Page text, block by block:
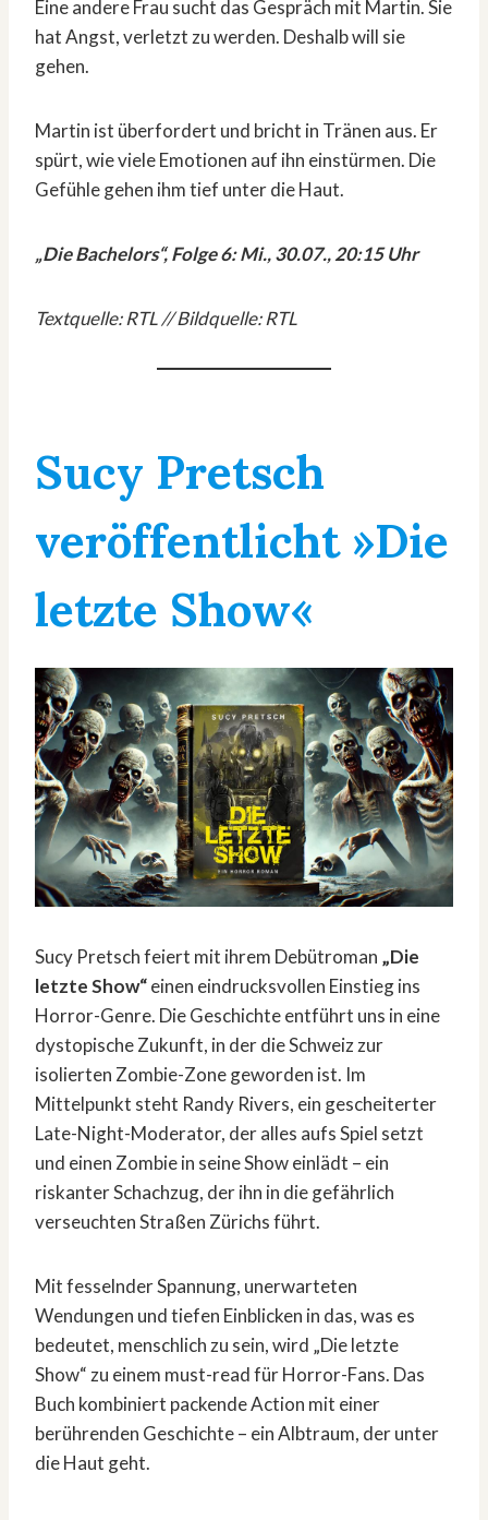
Eine andere Frau sucht das Gespräch mit Martin. Sie
hat Angst, verletzt zu werden. Deshalb will sie
gehen.
Martin ist überfordert und bricht in Tränen aus. Er
spürt, wie viele Emotionen auf ihn einstürmen. Die
Gefühle gehen ihm tief unter die Haut.
„Die Bachelors“, Folge 6: Mi., 30.07., 20:15 Uhr
Textquelle: RTL // Bildquelle: RTL
Sucy Pretsch
veröffentlicht »Die
letzte Show«
Sucy Pretsch feiert mit ihrem Debütroman „Die
letzte Show“einen eindrucksvollen Einstieg ins
Horror-Genre. Die Geschichte entführt uns in eine
dystopische Zukunft, in der die Schweiz zur
isolierten Zombie-Zone geworden ist. Im
Mittelpunkt steht Randy Rivers, ein gescheiterter
Late-Night-Moderator, der alles aufs Spiel setzt
und einen Zombie in seine Show einlädt – ein
riskanter Schachzug, der ihn in die gefährlich
verseuchten Straßen Zürichs führt.
Mit fesselnder Spannung, unerwarteten
Wendungen und tiefen Einblicken in das, was es
bedeutet, menschlich zu sein, wird „Die letzte
Show“ zu einem must-read für Horror-Fans. Das
Buch kombiniert packende Action mit einer
berührenden Geschichte – ein Albtraum, der unter
die Haut geht.